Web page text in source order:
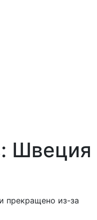
Швеция
прекращено из-за